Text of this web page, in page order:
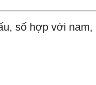
số hợp với